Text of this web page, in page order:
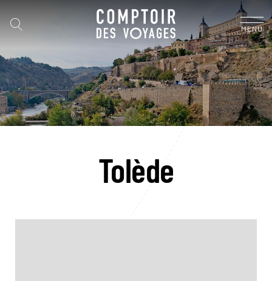
MENU
Tolède